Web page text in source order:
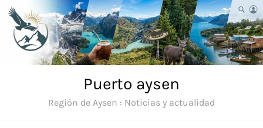
Saltar
contenido
Puerto aysen
Región de Aysen : Noticias y actualidad